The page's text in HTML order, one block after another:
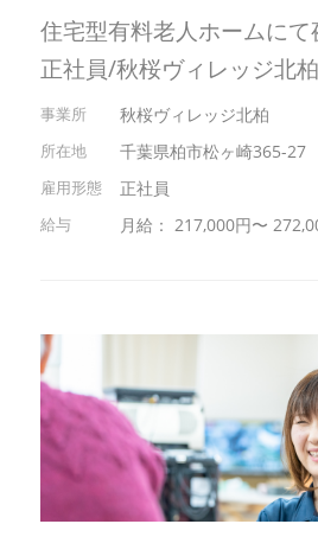
住宅型有料老人ホームに
正社員/秋桜ヴィレッジ北柏
秋桜ヴィレッジ北柏
千葉県柏市松ヶ崎365-27
正社員
月給： 217,000円〜